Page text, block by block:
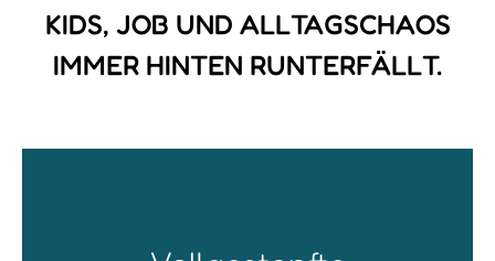
KIDS, JOB UND ALLTAGSCHAOS
IMMER HINTEN RUNTERFÄLLT.